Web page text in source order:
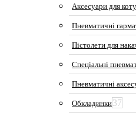
Аксесуари для
Пневматичні
Пістолети для
Спеціальні
Пневматичні
Обкладинки37